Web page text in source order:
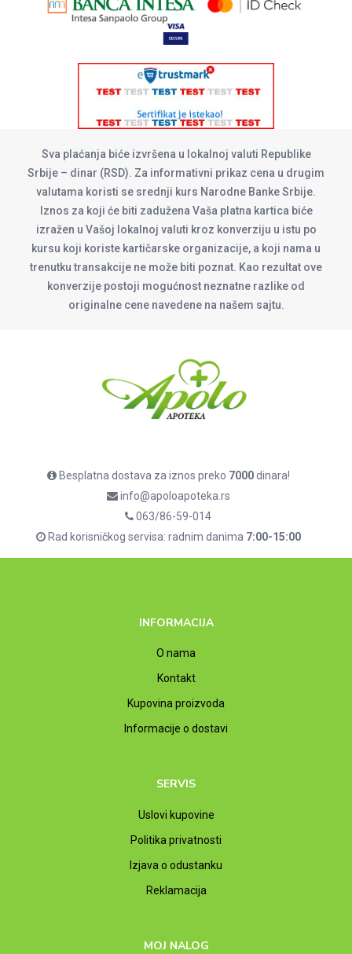
Sva plaćanja biće izvršena u lokalnoj valuti Republike
Srbije – dinar (RSD). Za informativni prikaz cena u drugim
valutama koristi se srednji kurs Narodne Banke Srbije.
Iznos za koji će biti zadužena Vaša platna kartica biće
izražen u Vašoj lokalnoj valuti kroz konverziju u istu po
kursu koji koriste kartičarske organizacije, a koji nama u
trenutku transakcije ne može biti poznat. Kao rezultat ove
konverzije postoji mogućnost neznatne razlike od
originalne cene navedene na našem sajtu.
Besplatna dostava za iznos preko 7000dinara!
info@apoloapoteka.rs
063/86-59-014
Rad korisničkog servisa: radnim danima 7:00-15:00
INFORMACIJA
O nama
Kontakt
Kupovina proizvoda
Informacije o dostavi
SERVIS
Uslovi kupovine
Politika privatnosti
Izjava o odustanku
Reklamacija
MOJ NALOG